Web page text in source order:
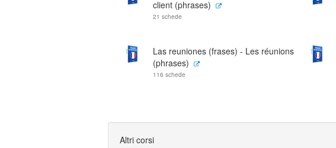
client (phrases)
21 schede
Las reuniones (frases) - Les réunions
(phrases)
116 schede
Altri corsi